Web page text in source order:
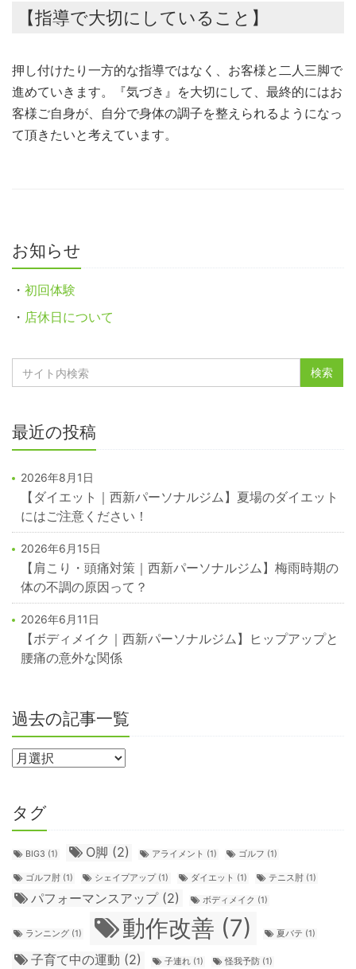
【指導で大切にしていること】
押し付けたり一方的な指導ではなく、お客様と二人三脚で
進めていきます。『気づき』を大切にして、最終的にはお
客様ご自身が、自分で身体の調子を整えられるようになっ
て頂きたいと考えています。
お知らせ
・ 初回体験
・ 店休日について
最近の投稿
2026年8月1日
【ダイエット｜西新パーソナルジム】夏場のダイエット
にはご注意ください！
2026年6月15日
【肩こり・頭痛対策｜西新パーソナルジム】梅雨時期の
体の不調の原因って？
2026年6月11日
【ボディメイク｜西新パーソナルジム】ヒップアップと
腰痛の意外な関係
過去の記事一覧
タグ
BIG3 (1) О脚 (2) アライメント (1) ゴルフ (1)
ゴルフ肘 (1) シェイプアップ(1) ダイエット (1) テニス肘(1)
パフォーマンスアップ(2) ボディメイク (1)
ランニング (1) 動作改善 (7) 夏バテ (1)
子育て中の運動 (2) 子連れ(1) 怪我予防(1)